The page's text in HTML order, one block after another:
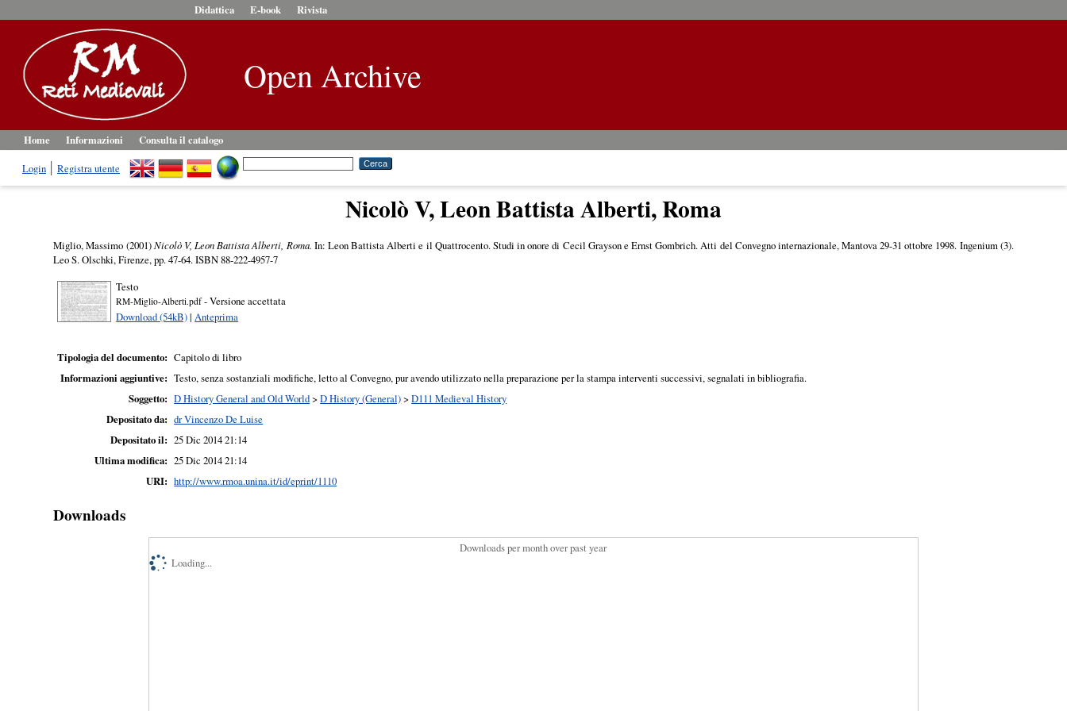
Didattica E-book Rivista
Open Archive
Home Informazioni
Consulta il catalogo
Login
Registra utente
Nicolò V, Leon Battista Alberti, Roma
Miglio, Massimo (2001)Nicolò V, Leon Battista Alberti, Roma. In: Leon Battista Alberti e il Quattrocento. Studi in onore di Cecil Grayson e Ernst Gombrich. Atti del Convegno internazionale, Mantova 29-31 ottobre 1998. Ingenium (3).
Leo S. Olschki, Firenze, pp. 47-64. ISBN 88-222-4957-7
Testo
RM-Miglio-Alberti.pdf- Versione accettata
Download (54kB)| Anteprima
Tipologia del documento: Capitolo di libro
Informazioni aggiuntive: Testo, senza sostanziali modifiche, letto al Convegno, pur avendo utilizzato nella preparazione per la stampa interventi successivi, segnalati in bibliografia.
Soggetto: D History General and Old World>D History (General)>D111 Medieval History
Depositato da: dr Vincenzo De Luise
Depositato il: 25 Dic 2014 21:14
Ultima modifica: 25 Dic 2014 21:14
URI: http://www.rmoa.unina.it/id/eprint/1110
Downloads
Downloads per month over past year
Loading...